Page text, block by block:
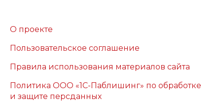
О проекте
Пользовательское соглашение
Правила использования материалов сайта
Политика ООО «1С-Паблишинг» по обработке
и защите персданных